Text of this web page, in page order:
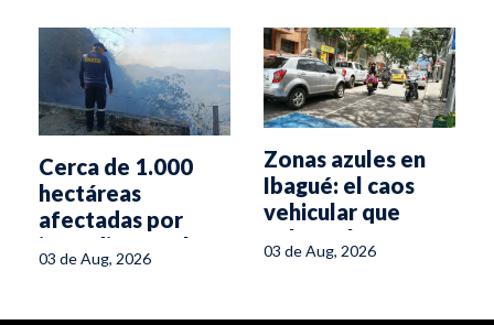
Cerca de 1.000
hectáreas
afectadas por
incendios en el
Tolima
03 de Aug, 2026
Zonas azules en
Ibagué: el caos
vehicular que
colapsa la
estrecha calle 10
03 de Aug, 2026